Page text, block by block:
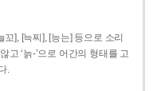
꼬], [늑찌], [능는] 등으로 소리
고 ‘늙-’으로 어간의 형태를 고
.